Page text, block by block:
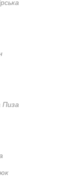
Пиза